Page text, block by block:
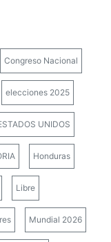
Congreso Nacional
elecciones 2025
UNIDOS
Honduras
Libre
Mundial 2026